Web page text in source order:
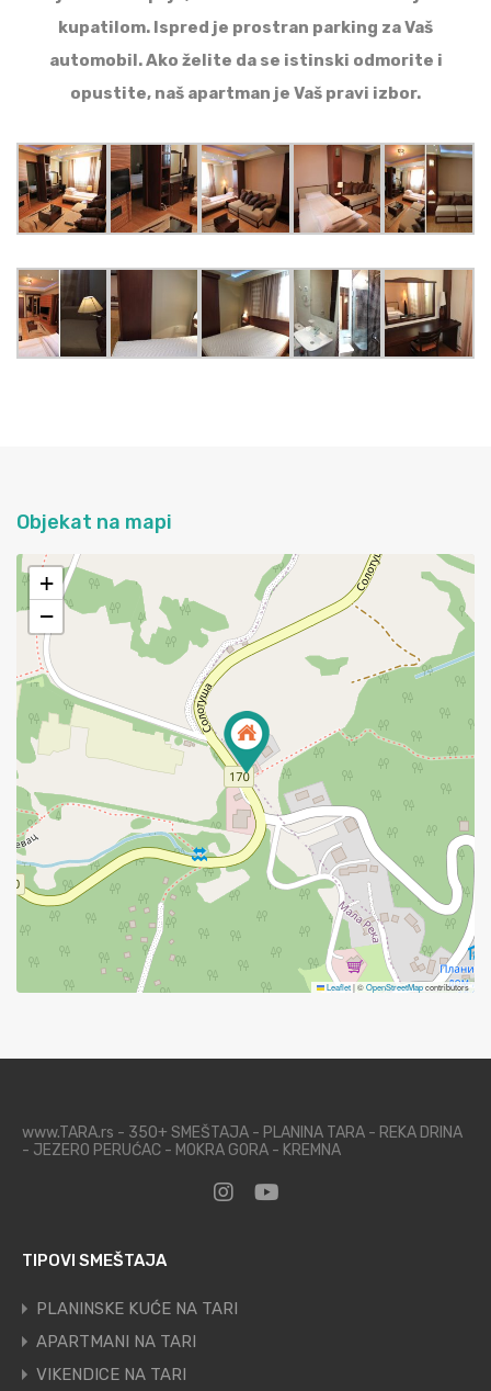
kupatilom. Ispred je prostran parking za Vaš
automobil. Ako želite da se istinski odmorite i
opustite, naš apartman je Vaš pravi izbor.
Objekat na mapi
+
−
Leaflet|©OpenStreetMapcontributors
www.TARA.rs - 350+ SMEŠTAJA - PLANINA TARA - REKA DRINA
- JEZERO PERUĆAC - MOKRA GORA - KREMNA
TIPOVI SMEŠTAJA
PLANINSKE KUĆE NA TARI
APARTMANI NA TARI
VIKENDICE NA TARI